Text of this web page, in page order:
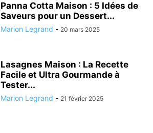
Panna Cotta Maison : 5 Idées de
Saveurs pour un Dessert...
Marion Legrand - 20 mars 2025
Lasagnes Maison : La Recette
Facile et Ultra Gourmande à
Tester...
Marion Legrand - 21 février 2025